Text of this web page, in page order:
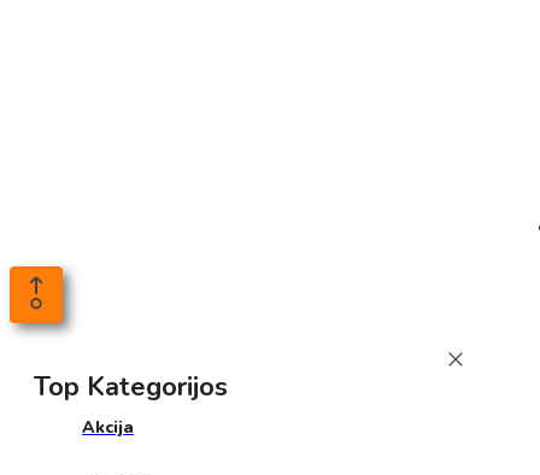
Top Kategorijos
Akcija